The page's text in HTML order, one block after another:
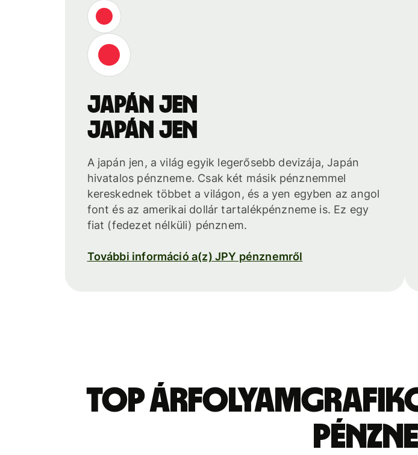
japán jen
japán jen
A japán jen, a világ egyik legerősebb devizája, Japán
hivatalos pénzneme. Csak két másik pénznemmel
kereskednek többet a világon, és a yen egyben az angol
font és az amerikai dollár tartalékpénzneme is. Ez egy
fiat (fedezet nélküli) pénznem.
További információ a(z) JPY pénznemről
Top